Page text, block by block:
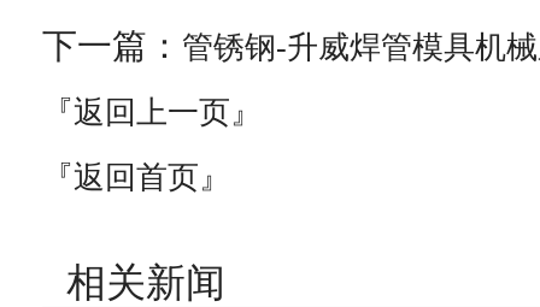
下一篇： 管锈钢-升威焊管模具机
『返回上一页』
『返回首页』
相关新闻